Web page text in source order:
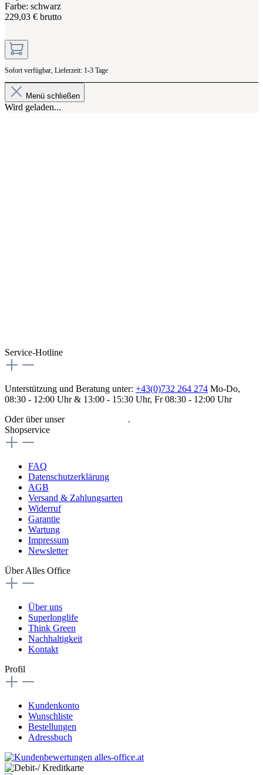
Farbe: schwarz
229,03 € brutto
Sofort verfügbar, Lieferzeit: 1-3 Tage
Menü schließen
Wird geladen...
Service-Hotline
Unterstützung und Beratung unter: +43(0)732 264 274 Mo-Do,
08:30 - 12:00 Uhr & 13:00 - 15:30 Uhr, Fr 08:30 - 12:00 Uhr
Oder über unser
.
Shopservice
FAQ
Datenschutzerklärung
AGB
Versand & Zahlungsarten
Widerruf
Garantie
Wartung
Impressum
Newsletter
Über Alles Office
Über uns
Superlonglife
Think Green
Nachhaltigkeit
Kontakt
Profil
Kundenkonto
Wunschliste
Bestellungen
Adressbuch